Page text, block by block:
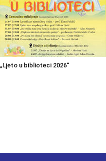
„Ljeto u biblioteci 2026“